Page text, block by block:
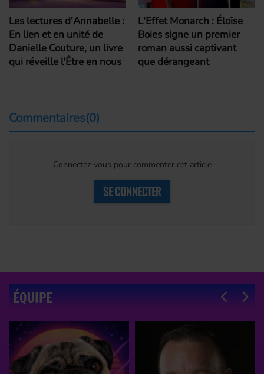
Les lectures d'Annabelle :
En lien et en unité de
Danielle Couture, un livre
qui réveille l'Être en nous
L'Effet Monarch : Éloïse
Boies signe un premier
roman aussi captivant
que dérangeant
Commentaires(0)
Connectez-vous pour commenter cet article
SE CONNECTER
ÉQUIPE